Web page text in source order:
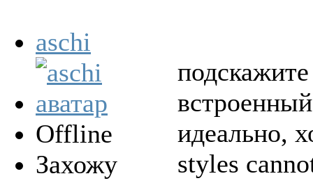
aschi
Offline
Захожу
идеально,
styles